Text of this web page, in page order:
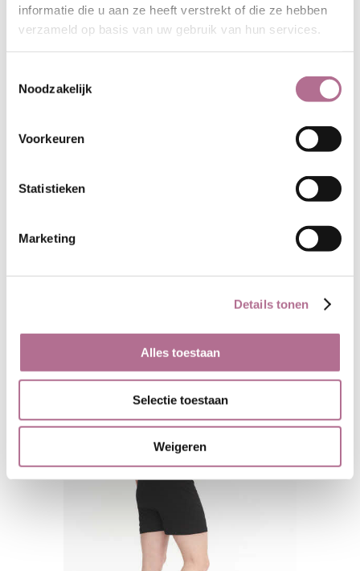
informatie die u aan ze heeft verstrekt of die ze hebben
verzameld op basis van uw gebruik van hun services.
Noodzakelijk
Voorkeuren
Statistieken
Marketing
Details tonen
Alles toestaan
Selectie toestaan
Weigeren